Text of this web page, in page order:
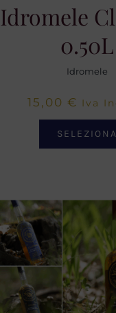
Idromele
0.50L
Idromele
15,00 € Iva
SELEZIONA